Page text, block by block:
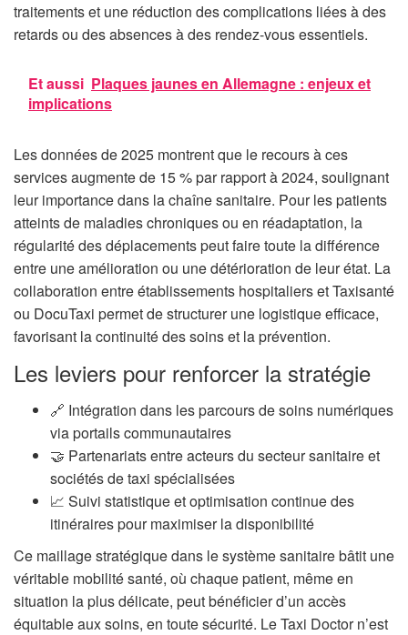
traitements et une réduction des complications liées à des
retards ou des absences à des rendez-vous essentiels.
Et aussi Plaques jaunes en Allemagne : enjeux et
implications
Les données de 2025 montrent que le recours à ces
services augmente de 15 % par rapport à 2024, soulignant
leur importance dans la chaîne sanitaire. Pour les patients
atteints de maladies chroniques ou en réadaptation, la
régularité des déplacements peut faire toute la différence
entre une amélioration ou une détérioration de leur état. La
collaboration entre établissements hospitaliers et Taxisanté
ou DocuTaxi permet de structurer une logistique efficace,
favorisant la continuité des soins et la prévention.
Les leviers pour renforcer la stratégie
🔗 Intégration dans les parcours de soins numériques
via portails communautaires
🤝 Partenariats entre acteurs du secteur sanitaire et
sociétés de taxi spécialisées
📈 Suivi statistique et optimisation continue des
itinéraires pour maximiser la disponibilité
Ce maillage stratégique dans le système sanitaire bâtit une
véritable mobilité santé, où chaque patient, même en
situation la plus délicate, peut bénéficier d’un accès
équitable aux soins, en toute sécurité. Le Taxi Doctor n’est